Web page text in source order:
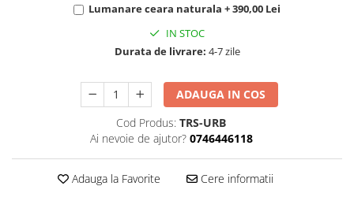
Lumanare ceara naturala + 390,00 Lei
IN STOC
Durata de livrare: 4-7 zile
ADAUGA IN COS
Cod Produs: TRS-URB
Ai nevoie de ajutor? 0746446118
Adauga la Favorite Cere informatii